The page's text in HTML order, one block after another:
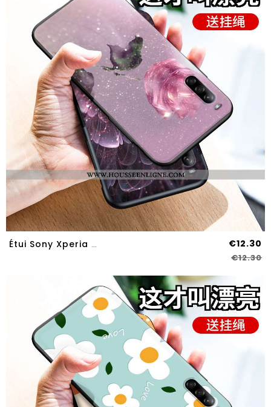
Étui Sony Xperia L4 Dessin Animé Silicone Rose Incassable Coque Téléphone Portable €12.30
€12.30